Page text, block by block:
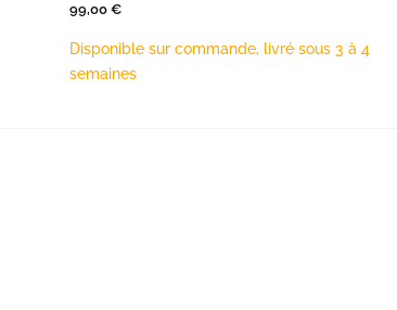
99,00 €
Disponible sur commande, livré sous 3 à 4
semaines